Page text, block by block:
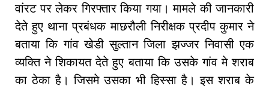
वांरट पर लेकर गिरफ्तार किया गया। मामले की जानकारी
देते हुए थाना प्रबंधक माछरौली निरीक्षक प्रदीप कुमार ने
बताया कि गांव खेडी सुल्तान जिला झज्जर निवासी एक
व्यक्ति ने शिकायत देते हुए बताया कि उसके गांव मे शराब
का ठेका है। जिसमे उसका भी हिस्सा है। इस शराब के